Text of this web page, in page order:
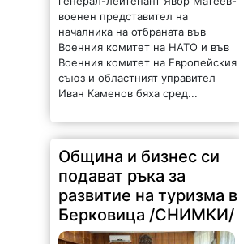
Военния комитет на Европейския
съюз и областният управител
Иван Каменов бяха сред...
Община и бизнес си
подават ръка за
развитие на туризма в
Берковица /СНИМКИ/